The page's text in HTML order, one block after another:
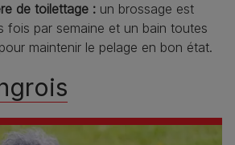
de toilettage : un brossage est
fois par semaine et un bain toutes
maintenir le pelage en bon état.